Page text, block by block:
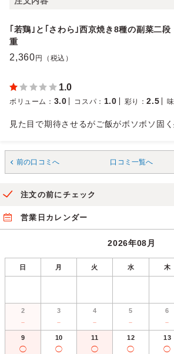
｢若鶏｣と｢さわら｣西京焼き8種の副菜二段
重
2,360 円（税込）
1.0
ボリューム ： 3.0 コスパ ： 1.0 彩り ：2.5 味
見た目で期待させるがご飯がボソボソ固
前の口コミへ 口コミ一覧へ
注文の前にチェック
営業日カレンダー
2026年08月
日 月 火 水 木
2
－
3
－
4
－
5
－
6
－
9
◯
10
◯
11
◯
12
◯
13
◯